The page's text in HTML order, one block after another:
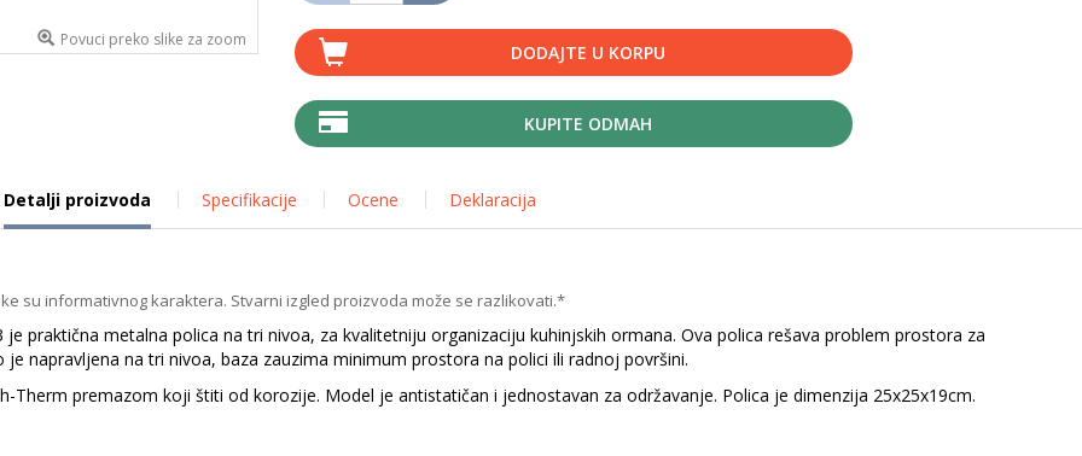
Povuci preko slike za zoom
DODAJTE U KORPU
KUPITE ODMAH
Detalji proizvoda Specifikacije Ocene Deklaracija
su informativnog karaktera. Stvarni izgled proizvoda može se razlikovati.*
praktična metalna polica na tri nivoa, za kvalitetniju organizaciju kuhinjskih ormana. Ova polica rešava problem prostora za
napravljena na tri nivoa, baza zauzima minimum prostora na polici ili radnoj površini.
Therm premazom koji štiti od korozije. Model je antistatičan i jednostavan za održavanje. Polica je dimenzija 25x25x19cm.